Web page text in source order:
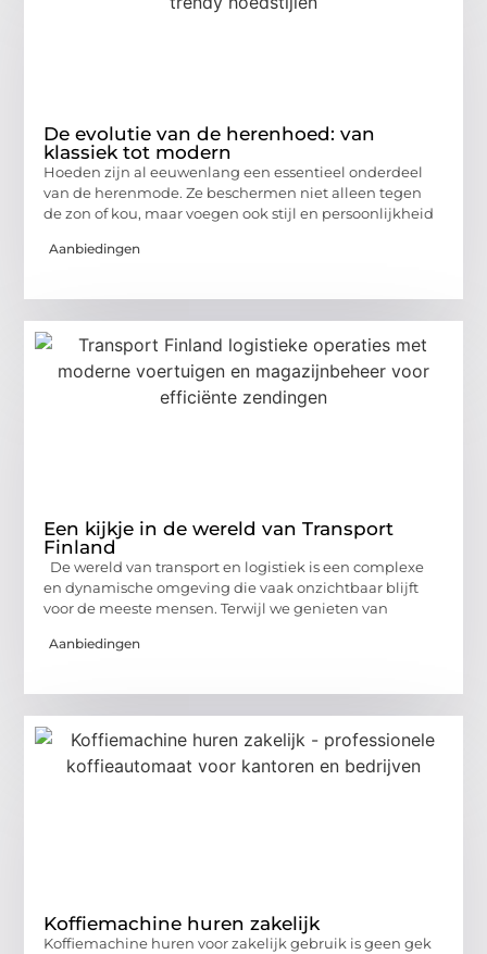
De evolutie van de herenhoed: van
klassiek tot modern
Hoeden zijn al eeuwenlang een essentieel onderdeel
van de herenmode. Ze beschermen niet alleen tegen
de zon of kou, maar voegen ook stijl en persoonlijkheid
Aanbiedingen
Een kijkje in de wereld van Transport
Finland
De wereld van transport en logistiek is een complexe
en dynamische omgeving die vaak onzichtbaar blijft
voor de meeste mensen. Terwijl we genieten van
Aanbiedingen
Koffiemachine huren zakelijk
Koffiemachine huren voor zakelijk gebruik is geen gek